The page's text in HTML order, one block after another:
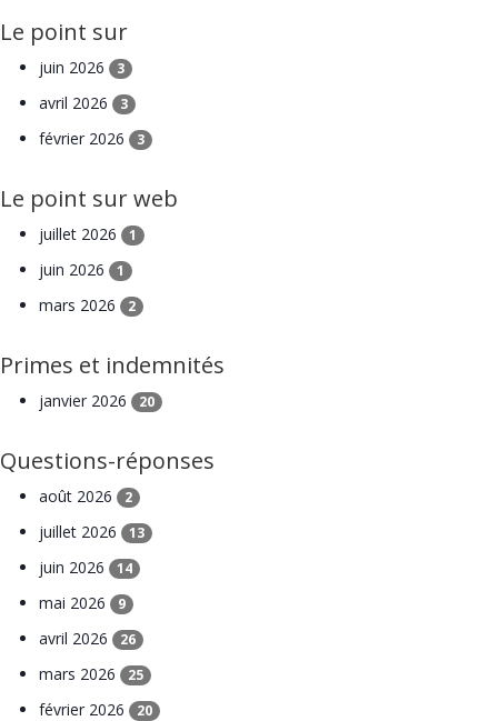
Le point sur
juin 2026 3
avril 2026 3
février 2026 3
Le point sur web
juillet 2026 1
juin 2026 1
mars 2026 2
Primes et indemnités
janvier 2026 20
Questions-réponses
août 2026 2
juillet 2026 13
juin 2026 14
mai 2026 9
avril 2026 26
mars 2026 25
février 2026 20